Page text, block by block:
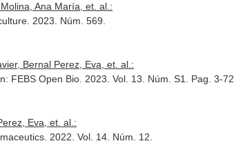
Ana María, et. al.:
. 2023. Núm. 569.
Bernal Perez, Eva, et. al.:
FEBS Open Bio . 2023. Vol. 13. Núm. S1. Pag. 3-72.
Eva, et. al.:
. 2022. Vol. 14. Núm. 12.